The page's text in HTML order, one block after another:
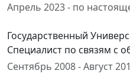
Апрель 2023 - по
Государственный
Специалист по связям с
Сентябрь 2008 - Август